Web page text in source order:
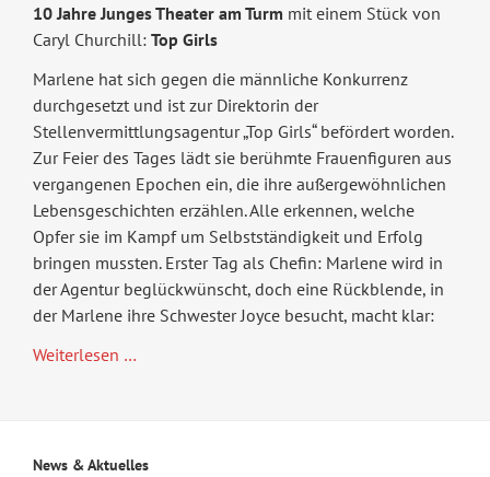
10 Jahre Junges Theater am Turm mit einem Stück von
Caryl Churchill: Top Girls
Marlene hat sich gegen die männliche Konkurrenz
durchgesetzt und ist zur Direktorin der
Stellenvermittlungsagentur „Top Girls“ befördert worden.
Zur Feier des Tages lädt sie berühmte Frauenfiguren aus
vergangenen Epochen ein, die ihre außergewöhnlichen
Lebensgeschichten erzählen. Alle erkennen, welche
Opfer sie im Kampf um Selbstständigkeit und Erfolg
bringen mussten. Erster Tag als Chefin: Marlene wird in
der Agentur beglückwünscht, doch eine Rückblende, in
der Marlene ihre Schwester Joyce besucht, macht klar:
Weiterlesen …Top
News & Aktuelles